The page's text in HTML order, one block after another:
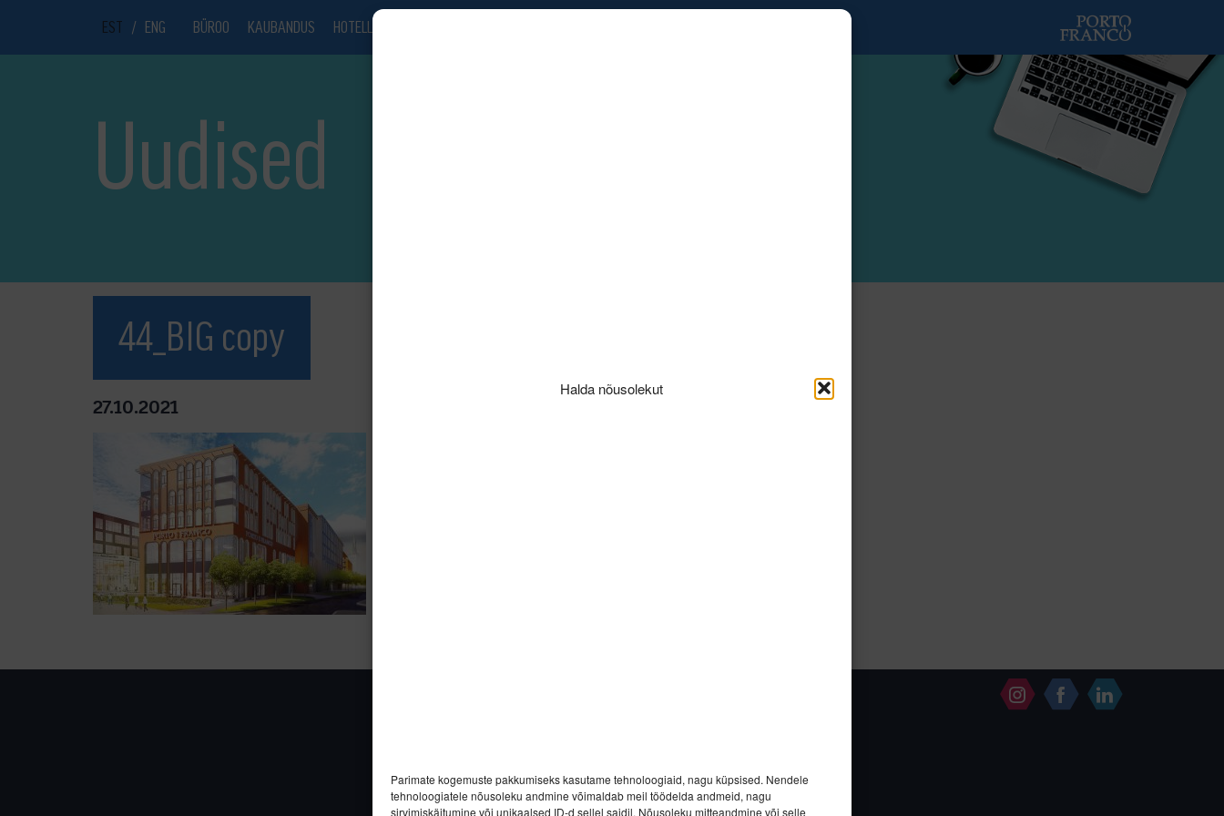
Halda nõusolekut
Parimate kogemuste pakkumiseks kasutame tehnoloogiaid, nagu küpsised. Nendele
tehnoloogiatele nõusoleku andmine võimaldab meil töödelda andmeid, nagu
sirvimiskäitumine või unikaalsed ID-d sellel saidil. Nõusoleku mitteandmine või selle
EST / ENG BÜROO KAUBANDUS HOTELL
Uudised
44_BIG copy
27.10.2021